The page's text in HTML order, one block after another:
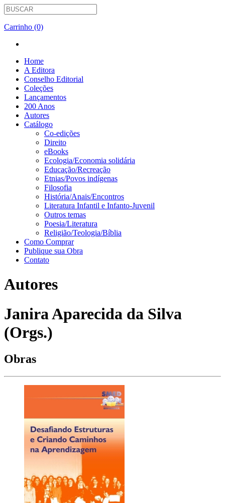
Carrinho (0)
Home
A Editora
Conselho Editorial
Coleções
Lançamentos
200 Anos
Autores
Catálogo
Co-edições
Direito
eBooks
Ecologia/Economia solidária
Educação/Recreação
Etnias/Povos indígenas
Filosofia
História/Anais/Encontros
Literatura Infantil e Infanto-Juvenil
Outros temas
Poesia/Literatura
Religião/Teologia/Bíblia
Como Comprar
Publique sua Obra
Contato
Autores
Janira Aparecida da Silva
(Orgs.)
Obras